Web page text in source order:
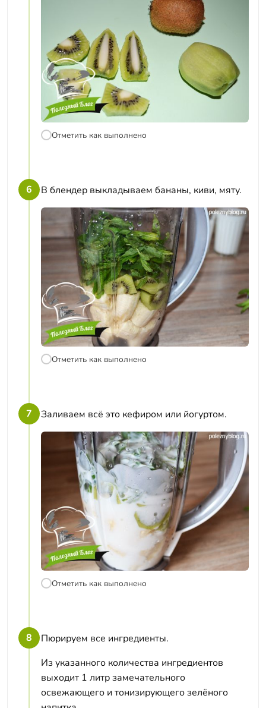
Отметить как выполнено
6 В блендер выкладываем бананы, киви, мяту.
Отметить как выполнено
7 Заливаем всё это кефиром или йогуртом.
Отметить как выполнено
8
Пюрируем все ингредиенты.
Из указанного количества ингредиентов
выходит 1 литр замечательного
освежающего и тонизирующего зелёного